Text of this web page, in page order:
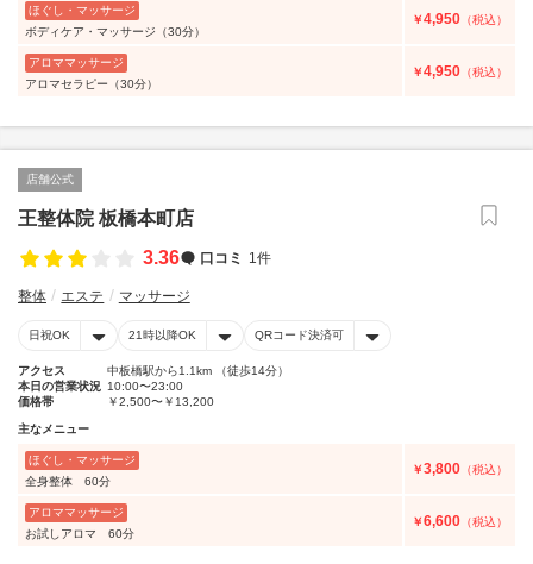
ほぐし・マッサージ
ボディケア・マッサージ（30分）
￥4,950 （税込）
アロママッサージ
アロマセラピー（30分）
￥4,950 （税込）
店舗公式
王整体院 板橋本町店
3.36
口コミ 1件
整体 エステ マッサージ
日祝OK 21時以降OK QRコード決済可
アクセス
中板橋駅から1.1km （徒歩14分）
本日の営業状況 10:00〜23:00
価格帯
￥2,500〜￥13,200
主なメニュー
ほぐし・マッサージ
全身整体 60分
￥3,800 （税込）
アロママッサージ
お試しアロマ 60分
￥6,600 （税込）